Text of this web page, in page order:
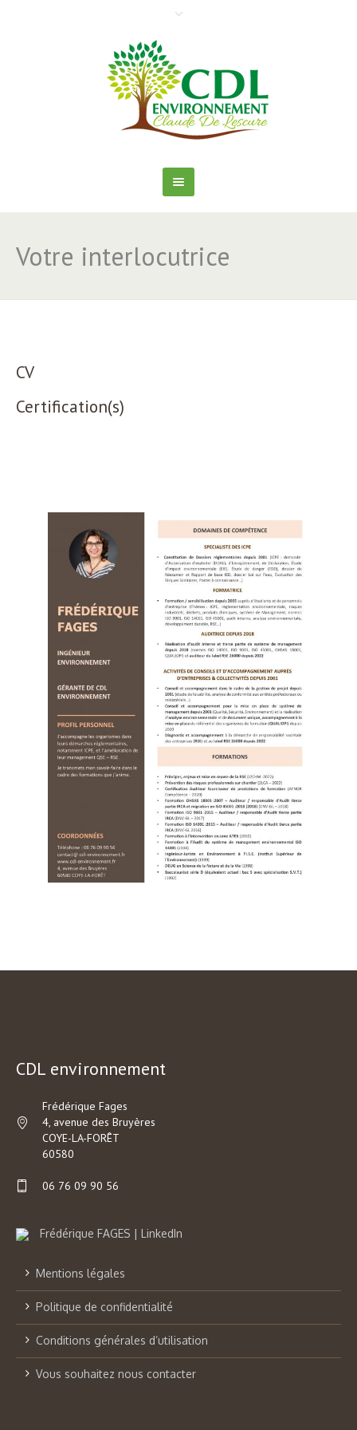
Votre interlocutrice
CV
Certification(s)
CDL environnement
Frédérique Fages
4, avenue des Bruyères
COYE-LA-FORÊT
60580
06 76 09 90 56
Frédérique FAGES | LinkedIn
Mentions légales
Politique de confidentialité
Conditions générales d’utilisation
Vous souhaitez nous contacter